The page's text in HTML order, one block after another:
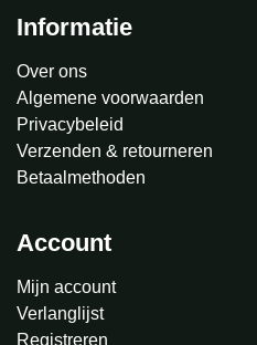
Informatie
Over ons
Algemene voorwaarden
Privacybeleid
Verzenden & retourneren
Betaalmethoden
Account
Mijn account
Verlanglijst
Registreren